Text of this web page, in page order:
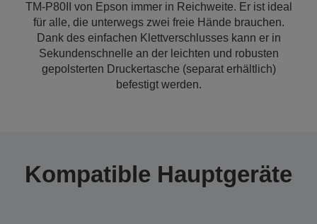
TM-P80II von Epson immer in Reichweite. Er ist ideal
für alle, die unterwegs zwei freie Hände brauchen.
Dank des einfachen Klettverschlusses kann er in
Sekundenschnelle an der leichten und robusten
gepolsterten Druckertasche (separat erhältlich)
befestigt werden.
Kompatible Hauptgeräte